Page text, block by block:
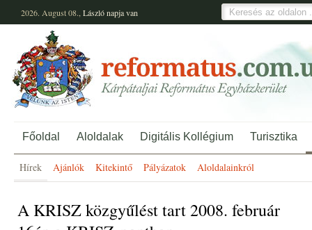
2026. August 08., Lászlónapja van
Főoldal Aloldalak Digitális Kollégium Turisztika
Hírek Ajánlók Kitekintő Pályázatok Aloldalainkról
A KRISZ közgyűlést tart 2008. február